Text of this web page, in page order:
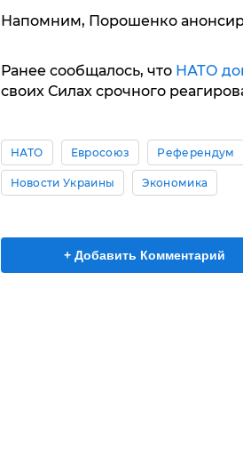
Напомним, Порошенко
Ранее сообщалось, что НАТО
своих Силах срочного
НАТО Евросоюз Референдум
Новости Украины Экономика
+ Добавить Комментарий